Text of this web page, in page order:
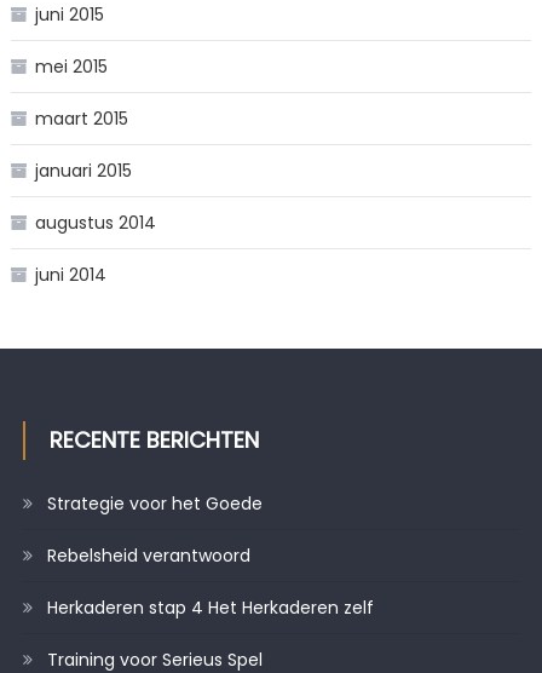
juni 2015
mei 2015
maart 2015
januari 2015
augustus 2014
juni 2014
RECENTE BERICHTEN
Strategie voor het Goede
Rebelsheid verantwoord
Herkaderen stap 4 Het Herkaderen zelf
Training voor Serieus Spel